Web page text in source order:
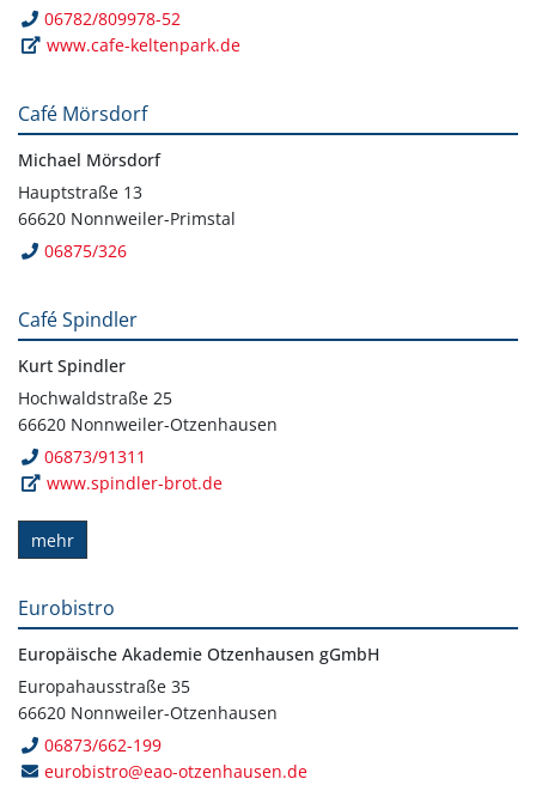
06782/809978-52
www.cafe-keltenpark.de
Café Mörsdorf
Michael Mörsdorf
Hauptstraße 13
66620 Nonnweiler-Primstal
06875/326
Café Spindler
Kurt Spindler
Hochwaldstraße 25
66620 Nonnweiler-Otzenhausen
06873/91311
www.spindler-brot.de
mehr
Eurobistro
Europäische Akademie Otzenhausen gGmbH
Europahausstraße 35
66620 Nonnweiler-Otzenhausen
06873/662-199
eurobistro@eao-otzenhausen.de